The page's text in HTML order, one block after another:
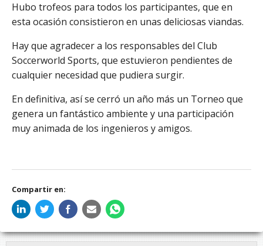
Hubo trofeos para todos los participantes, que en
esta ocasión consistieron en unas deliciosas viandas.
Hay que agradecer a los responsables del Club
Soccerworld Sports, que estuvieron pendientes de
cualquier necesidad que pudiera surgir.
En definitiva, así se cerró un año más un Torneo que
genera un fantástico ambiente y una participación
muy animada de los ingenieros y amigos.
Compartir en: